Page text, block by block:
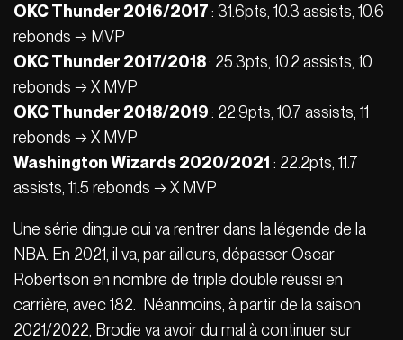
OKC Thunder 2016/2017: 31.6pts, 10.3 assists, 10.6
rebonds → MVP
OKC Thunder 2017/2018: 25.3pts, 10.2 assists, 10
rebonds → X MVP
OKC Thunder 2018/2019: 22.9pts, 10.7 assists, 11
rebonds → X MVP
Washington Wizards 2020/2021 : 22.2pts, 11.7
assists, 11.5 rebonds → X MVP
Une série dingue qui va rentrer dans la légende de la
NBA. En 2021, il va, par ailleurs, dépasser Oscar
Robertson en nombre de triple double réussi en
carrière, avec 182. Néanmoins, à partir de la saison
2021/2022, Brodie va avoir du mal à continuer sur